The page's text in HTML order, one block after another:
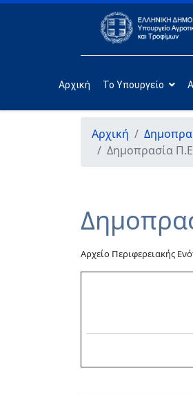
Αρχική Το Υπουργείο
Αρχική
Δημοπρασία
Αρχείο Περιφερειακής